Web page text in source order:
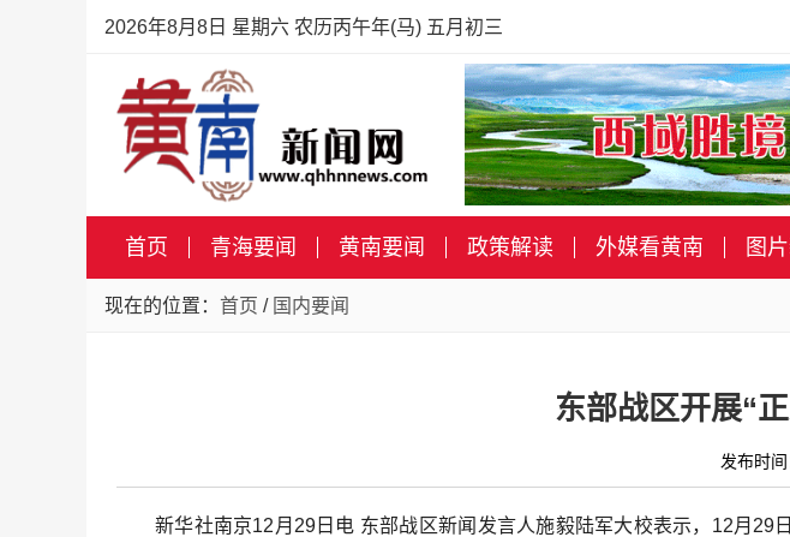
2026年8月8日 星期六 农历丙午年(马) 五月初三
首页 青海要闻 黄南要闻 政策解读 外媒看黄南 图
现在的位置： 首页 / 国内要闻
东部战区开展“
发布时
新华社南京12月29日电 东部战区新闻发言人施毅陆军大校表示，12月